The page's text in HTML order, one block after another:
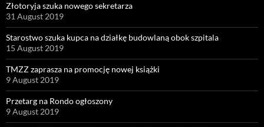
Złotoryja szuka nowego sekretarza
31 August 2019
Starostwo szuka kupca na działkę budowlaną obok szpitala
15 August 2019
TMZZ zaprasza na promocję nowej książki
9 August 2019
Przetarg na Rondo ogłoszony
9 August 2019